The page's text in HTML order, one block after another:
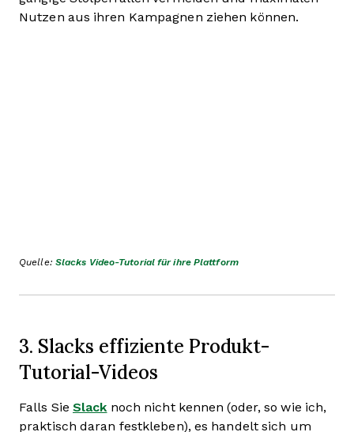
Nutzen aus ihren Kampagnen ziehen können.
Quelle: Slacks Video-Tutorial für ihre Plattform
3. Slacks effiziente Produkt-
Tutorial-Videos
Falls Sie Slack noch nicht kennen (oder, so wie ich,
praktisch daran festkleben), es handelt sich um